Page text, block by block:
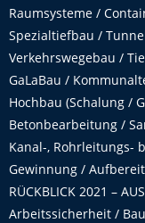
Raumsysteme /
Spezialtiefbau /
Verkehrswegebau /
GaLaBau /
Hochbau (Schalung /
Betonbearbeitung /
Kanal-, Rohrleitungs-
Gewinnung /
RÜCKBLICK 2021 –
Arbeitssicherheit /